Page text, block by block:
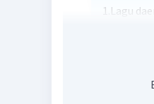
1.Lagu
adalah